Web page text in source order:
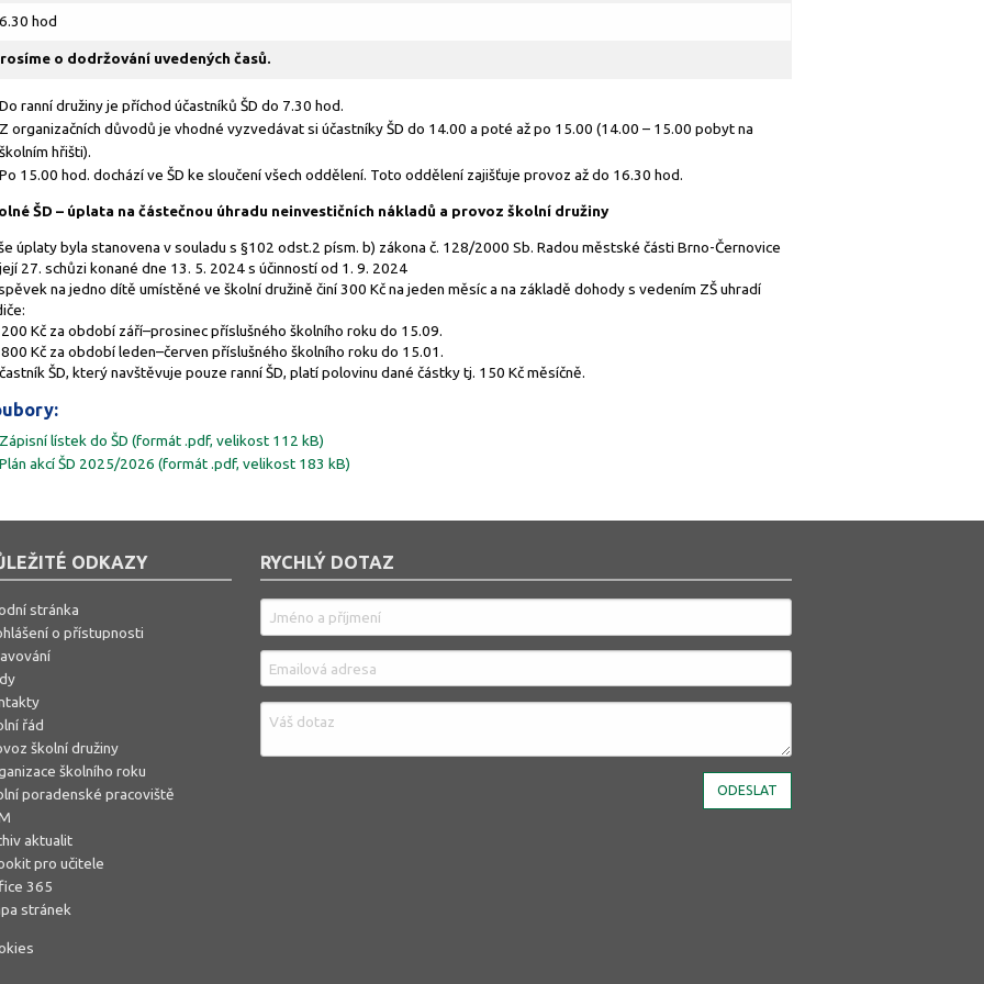
hod
o dodržování uvedených časů.
Do ranní družiny je příchod účastníků ŠD do 7.30 hod.
Z organizačních důvodů je vhodné vyzvedávat si účastníky ŠD do 14.00 a poté až po 15.00 (14.00 – 15.00 pobyt na
školním hřišti).
Po 15.00 hod. dochází ve ŠD ke sloučení všech oddělení. Toto oddělení zajišťuje provoz až do 16.30 hod.
ŠD – úplata na částečnou úhradu neinvestičních nákladů a provoz školní družiny
úplaty byla stanovena v souladu s §102 odst.2 písm. b) zákona č. 128/2000 Sb. Radou městské části Brno-Černovice
27. schůzi konané dne 13. 5. 2024 s účinností od 1. 9. 2024
na jedno dítě umístěné ve školní družině činí 300 Kč na jeden měsíc a na základě dohody s vedením ZŠ uhradí
200 Kč za období září–prosinec příslušného školního roku do 15.09.
800 Kč za období leden–červen příslušného školního roku do 15.01.
ŠD, který navštěvuje pouze ranní ŠD, platí polovinu dané částky tj. 150 Kč měsíčně.
Zápisní lístek do ŠD (formát .pdf, velikost 112 kB)
Plán akcí ŠD 2025/2026 (formát .pdf, velikost 183 kB)
ODKAZY
stránka
o přístupnosti
řád
školní družiny
školního roku
poradenské pracoviště
aktualit
pro učitele
365
stránek
RYCHLÝ DOTAZ